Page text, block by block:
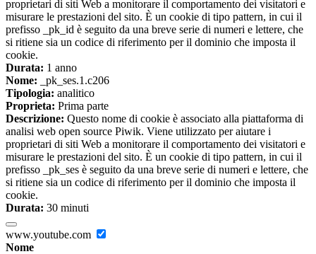
proprietari di siti Web a monitorare il comportamento dei visitatori e
misurare le prestazioni del sito. È un cookie di tipo pattern, in cui il
prefisso _pk_id è seguito da una breve serie di numeri e lettere, che
si ritiene sia un codice di riferimento per il dominio che imposta il
cookie.
Durata: 1 anno
Nome: _pk_ses.1.c206
Tipologia: analitico
Proprieta: Prima parte
Descrizione: Questo nome di cookie è associato alla piattaforma di
analisi web open source Piwik. Viene utilizzato per aiutare i
proprietari di siti Web a monitorare il comportamento dei visitatori e
misurare le prestazioni del sito. È un cookie di tipo pattern, in cui il
prefisso _pk_ses è seguito da una breve serie di numeri e lettere, che
si ritiene sia un codice di riferimento per il dominio che imposta il
cookie.
Durata: 30 minuti
www.youtube.com
Nome